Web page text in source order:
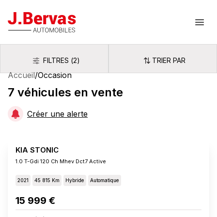
J.Bervas
FiltresFILTRES (2) Trier par
TRIER PAR
Accueil/Occasion
7 véhicules en vente
Créer une alerte
KIA STONIC
1.0 T-Gdi 120 Ch Mhev Dct7 Active
2021 45 815 Km Hybride Automatique
15 999 €